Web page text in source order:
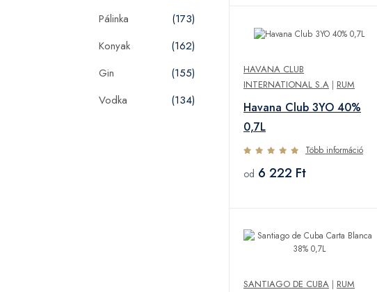
Pálinka
(173)
Konyak
(162)
Gin
(155)
Vodka
(134)
HAVANA CLUB
INTERNATIONAL S.A | RUM
Havana Club 3YO 40%
0,7L
Több információ
od 6 222 Ft
SANTIAGO DE CUBA | RUM